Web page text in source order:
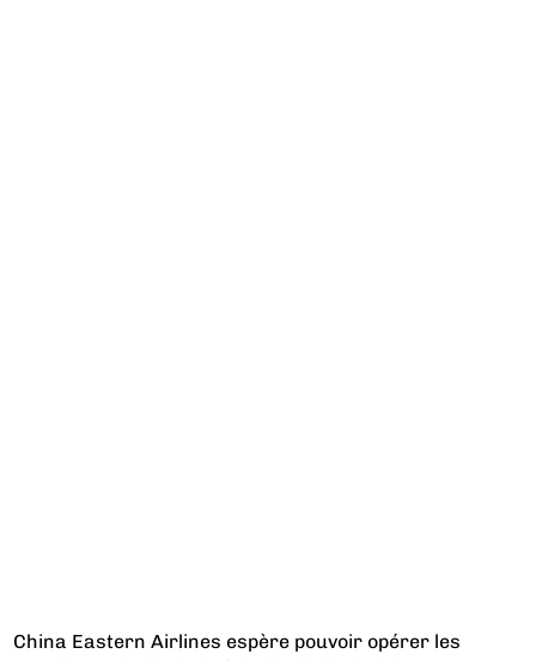
China Eastern Airlines espère pouvoir opérer les